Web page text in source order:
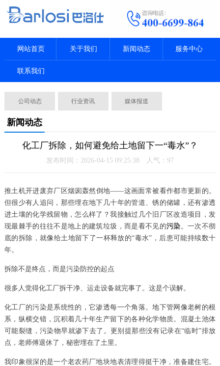
网站首页 关于我们 新闻动态 服务中心
联系我们
公司动态 行业资讯 媒体报道
新闻动态
化工厂拆除，如何避免给土地留下一“毒水”？
发布时间：2026-04-15 09:25:38 人气： 97
推土机开进废弃厂区烟囱轰然倒地——这画面常被看作都市更新的。
但很少有人追问，那些埋在地下几十年的管道、锈的储罐，还有渗透
进土壤的化学残留物，怎么样了？我接触过几个旧厂区改造项目，发
现最棘手的往往不是地上的建筑垃圾，而是看不见的污染。一次不彻
底的拆除，就像给土地留下了一杯释放的“毒水”，后患可能持续数十
年。
拆除不是终点，而是污染防控的起点
很多人觉得化工厂拆干净、运走设备就完事了。这是个误解。
化工厂的污染是系统性的，它渗透每一个角落。地下管网像老树的根
系，纵横交错，沉积着几十年生产留下的各种化学物质。混凝土池体
可能裂缝，污染物早就渗下去了。更别提那些没有记录在“临时”排放
点，老师傅退休了，秘密埋在了土里。
我印象很深的是一个老农药厂地块地表清理得挺干净，准备建住宅。